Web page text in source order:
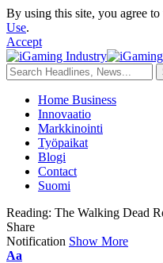
By using this site, you agree to
Use.
Accept
Home Business
Innovaatio
Markkinointi
Työpaikat
Blogi
Contact
Suomi
Reading: The Walking Dead
Share
Notification Show More
Aa